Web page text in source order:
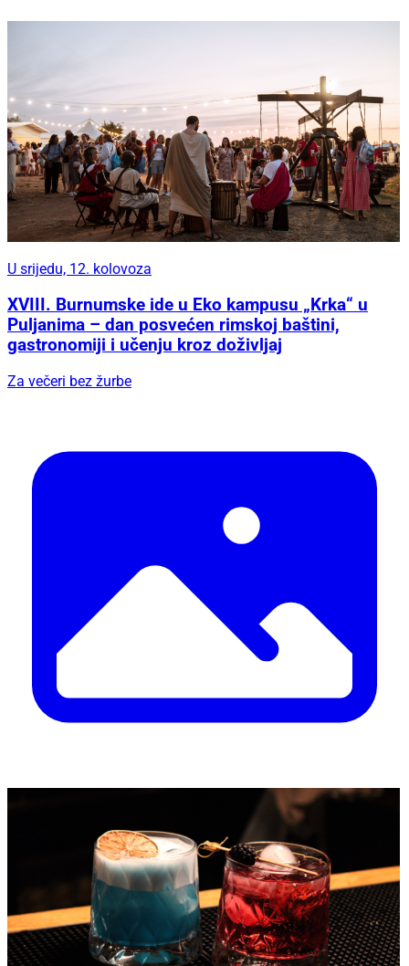
U srijedu, 12. kolovoza
XVIII. Burnumske ide u Eko kampusu „Krka“ u
Puljanima – dan posvećen rimskoj baštini,
gastronomiji i učenju kroz doživljaj
Za večeri bez žurbe